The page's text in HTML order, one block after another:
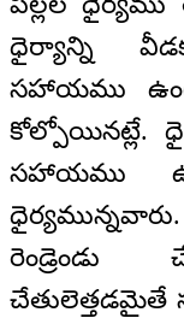
ధైర్యాన్ని
సహాయము
కోల్పోయినట్లే.
సహాయము
రెండ్రెండు
చేతులెత్తడమైతే